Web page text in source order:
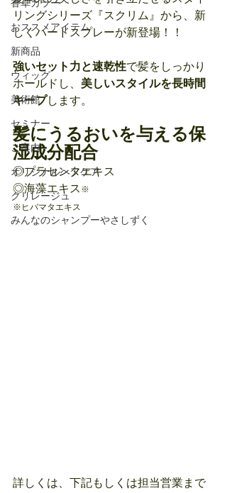
香草カラー
おススメアイテム
新商品
ウィッグ
美術館
セミナー
ご案内
オリジナルヘアケア
クリレージュ
みんなのシャンプーやさしずく
リングシリーズ『スクリム』から、新
しくハードスプレーが新登場！！
強いセット力と速乾性で髪をしっかり
ホールドし、 美しいスタイルを長時間
キープします。
髪にうるおいを与える保
湿成分配合
◎プラセンタエキス
◎海藻エキス ※
※ヒバマタエキス
詳しくは、下記もしくは担当営業まで